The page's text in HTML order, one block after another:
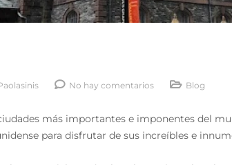
No hay comentarios Blog
más importantes e imponentes del
para disfrutar de sus increíbles e